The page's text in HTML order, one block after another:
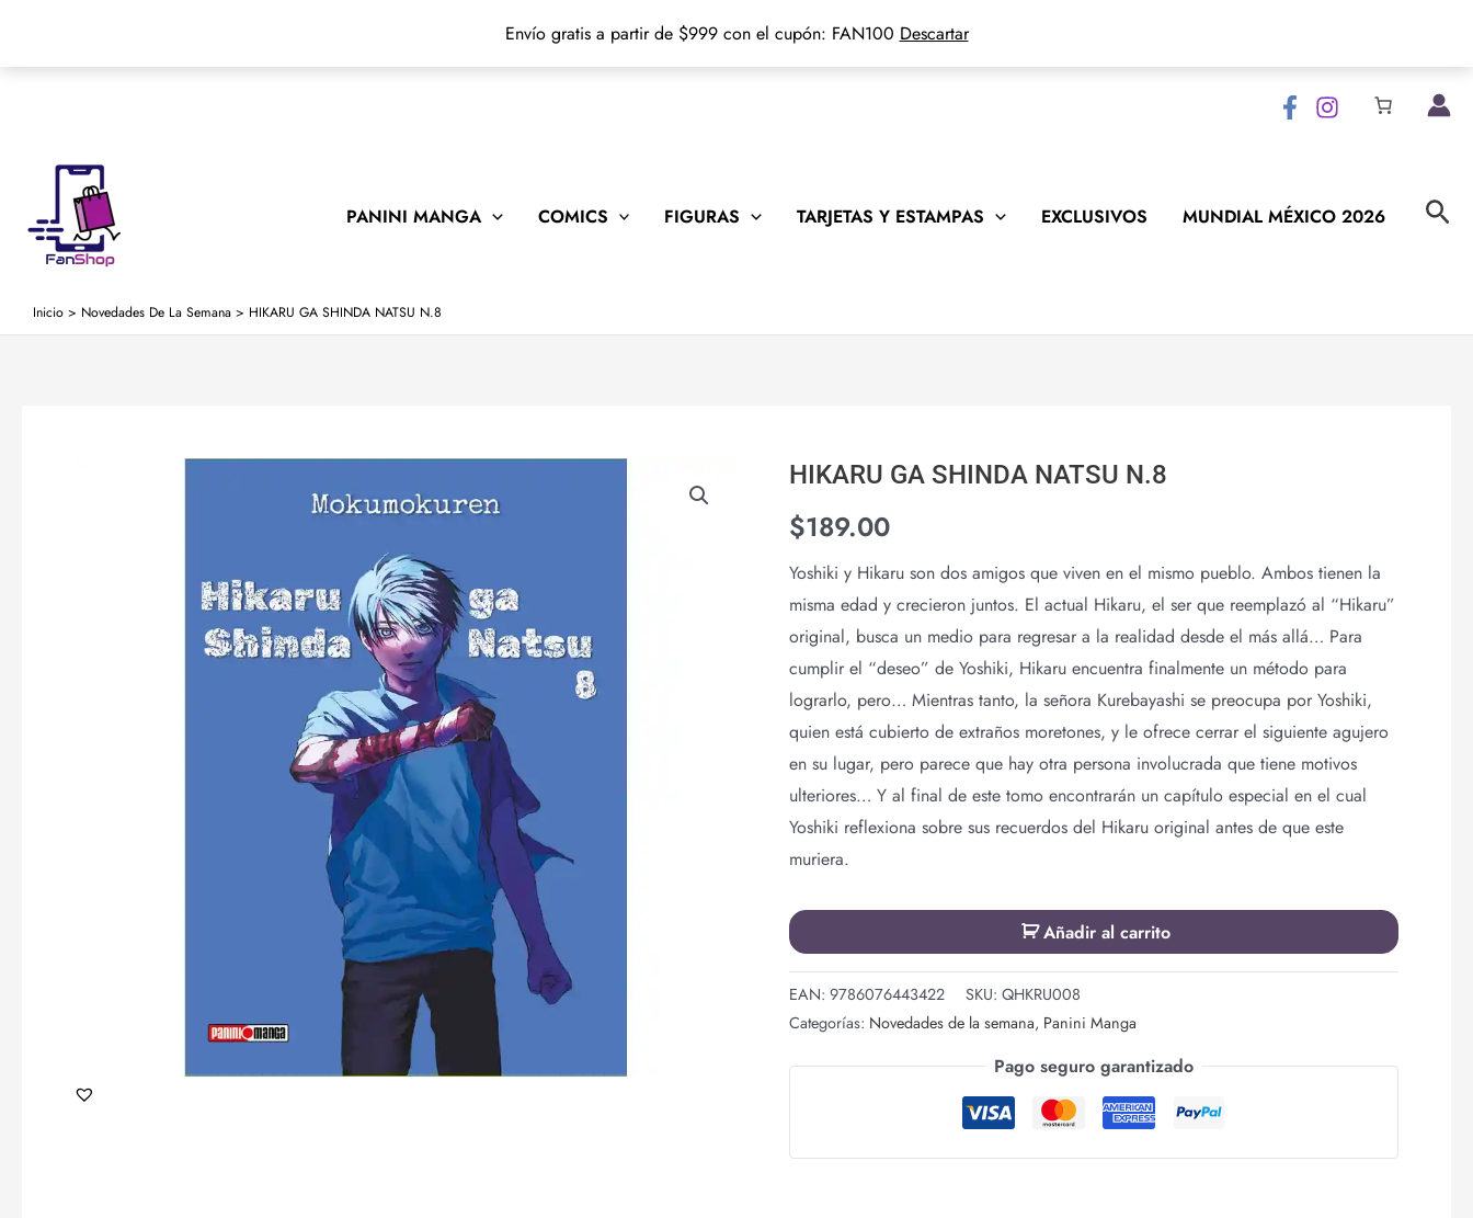
Envío gratis a partir de $999 con el cupón: FAN100 Descartar
PANINI MANGA COMICS FIGURAS TARJETAS Y ESTAMPAS EXCLUSIVOS MUNDIAL MÉXICO 2026
Inicio > Novedades De La Semana > HIKARU GA SHINDA NATSU N.8
HIKARU GA SHINDA NATSU N.8
$189.00
Yoshiki y Hikaru son dos amigos que viven en el mismo pueblo. Ambos tienen la
misma edad y crecieron juntos. El actual Hikaru, el ser que reemplazó al “Hikaru”
original, busca un medio para regresar a la realidad desde el más allá… Para
cumplir el “deseo” de Yoshiki, Hikaru encuentra finalmente un método para
lograrlo, pero… Mientras tanto, la señora Kurebayashi se preocupa por Yoshiki,
quien está cubierto de extraños moretones, y le ofrece cerrar el siguiente agujero
en su lugar, pero parece que hay otra persona involucrada que tiene motivos
ulteriores… Y al final de este tomo encontrarán un capítulo especial en el cual
Yoshiki reflexiona sobre sus recuerdos del Hikaru original antes de que este
muriera.
HIKARU
SHINDA
NATSU
N.8
cantidad
Añadir al carrito
EAN:9786076443422 SKU:QHKRU008
Categorías: Novedades de la semana, Panini Manga
Pago seguro garantizado